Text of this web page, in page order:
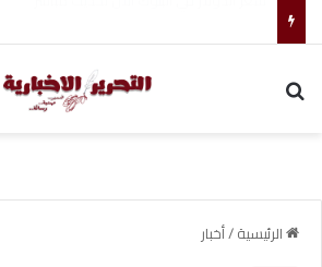
الرئيسية/أخبار